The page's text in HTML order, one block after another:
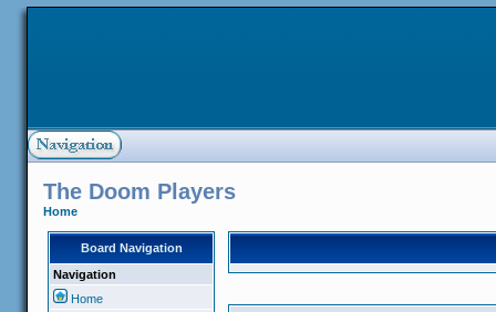
The Doom Players
Home
Board Navigation
Navigation
Home